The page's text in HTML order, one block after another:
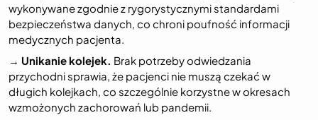
wykonywane zgodnie z rygorystycznymi standardami
bezpieczeństwa danych, co chroni poufność informacji
medycznych pacjenta.
→ Unikanie kolejek. Brak potrzeby odwiedzania
przychodni sprawia, że pacjenci nie muszą czekać w
długich kolejkach, co szczególnie korzystne w okresach
wzmożonych zachorowań lub pandemii.